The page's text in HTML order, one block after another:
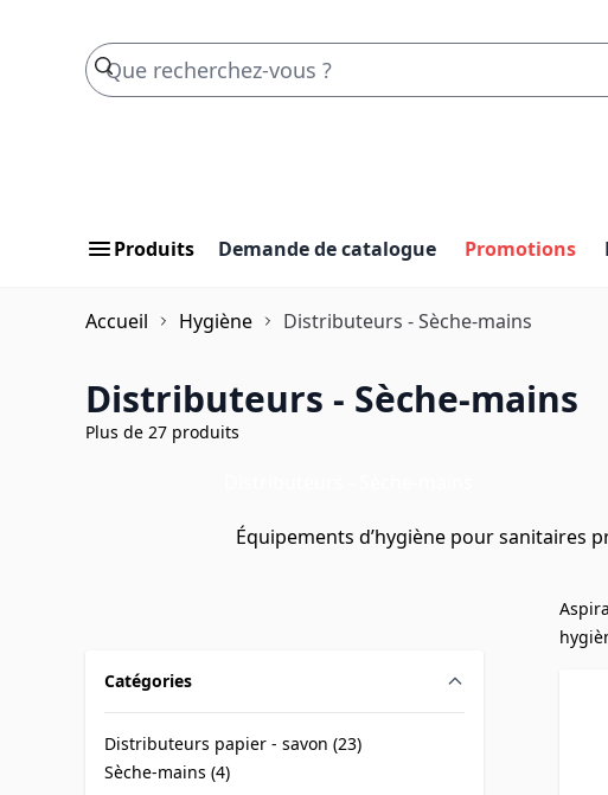
Produits Demande de catalogue Promotions
Accueil Hygiène Distributeurs - Sèche-mains
Distributeurs - Sèche-mains
Plus de 27 produits
Équipements d’hygiène pour sanitaires
Catégories
Distributeurs papier - savon (23
products available
)
Sèche-mains (4
products available
)